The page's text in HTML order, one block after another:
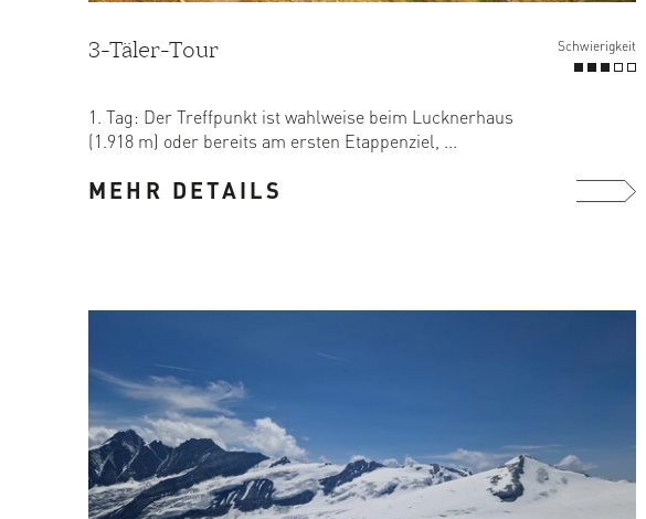
3-Täler-Tour Schwierigkeit
1. Tag: Der Treffpunkt ist wahlweise beim Lucknerhaus
(1.918 m) oder bereits am ersten Etappenziel, ...
MEHR DETAILS